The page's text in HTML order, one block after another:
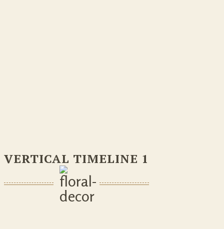
VERTICAL TIMELINE 1